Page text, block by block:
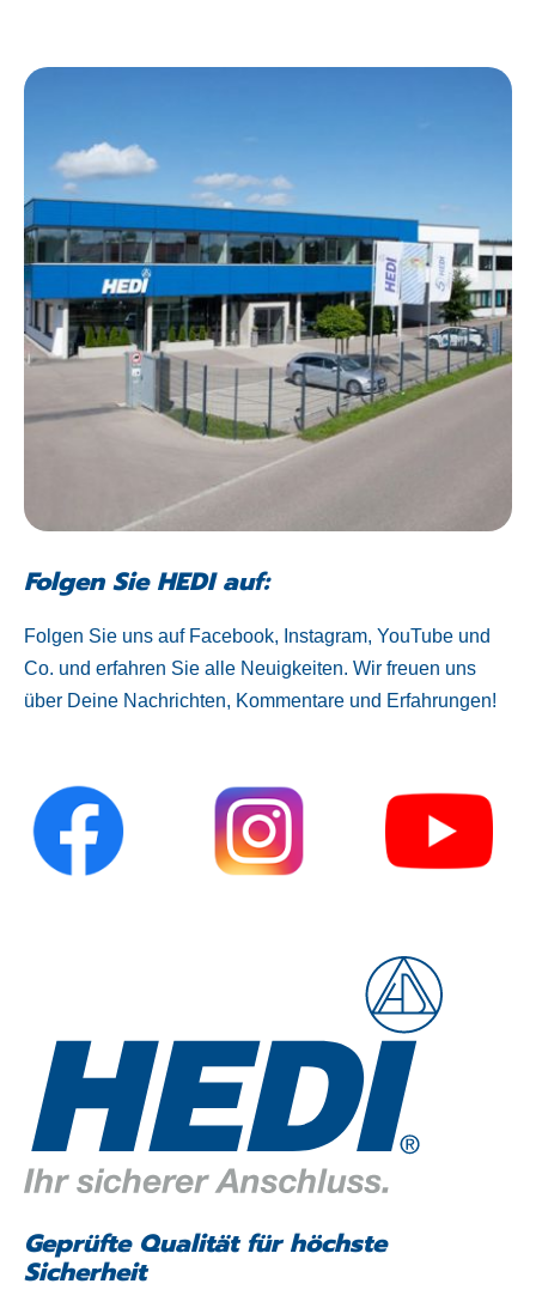
Folgen Sie HEDI auf:
Folgen Sie uns auf Facebook, Instagram, YouTube und
Co. und erfahren Sie alle Neuigkeiten. Wir freuen uns
über Deine Nachrichten, Kommentare und Erfahrungen!
Geprüfte Qualität für höchste
Sicherheit